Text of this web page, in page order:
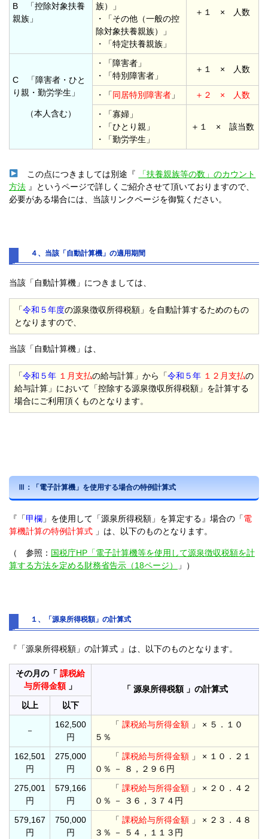
B 「控除対象扶養
親族」
族）」
・「その他（一般の控
除対象扶養親族）」
・「特定扶養親族」
＋１ × 人数
C 「障害者・ひと
り親・勤労学生」
（本人含む）
・「障害者」
・「特別障害者」
＋１ × 人数
・「同居特別障害者 」
＋２ × 人数
・「寡婦」
・「ひとり親」
・「勤労学生」
＋１ × 該当数
この点につきましては別途『
「扶養親族等の数」のカウント
方法 』というページで詳しくご紹介させて頂いておりますので、
必要がある場合には、当該リンクページを御覧ください。
４、当該「自動計算機」の適用期間
当該「自動計算機」につきましては、
「令和５年度の源泉徴収所得税額」を自動計算するためのもの
となりますので、
当該「自動計算機」は、
「令和５年 １月支払の給与計算」から「令和５年 １２月支払の
給与計算」において「控除する源泉徴収所得税額」を計算する
場合にご利用頂くものとなります。
Ⅲ：「電子計算機」を使用する場合の特例計算式
『「甲欄 」を使用して「源泉所得税額」を算定する』場合の「電
算機計算の特例計算式 」は、以下のものとなります。
（ 参照： 国税庁HP「電子計算機等を使用して源泉徴収税額を計
算する方法を定める財務省告示（18ページ）
」）
１、「源泉所得税額」の計算式
『「源泉所得税額」の計算式 』は、以下のものとなります。
その月の「 課税給
与所得金額 」
「 源泉所得税額 」の計算式
以上
以下
－
162,500
円
「 課税給与所得金額 」 × ５．１０
５％
162,501
円
275,000
円
「 課税給与所得金額 」 × １０．２１
０％ － ８，２９６円
275,001
円
579,166
円
「 課税給与所得金額 」 × ２０．４２
０％ － ３６，３７４円
579,167
円
750,000
円
「 課税給与所得金額 」 × ２３．４８
３％ － ５４，１１３円